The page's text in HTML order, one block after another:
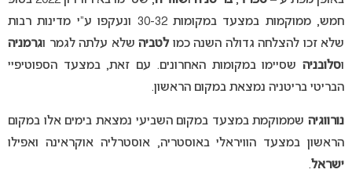
חמש, ממוקמות במצעד במקומות 30-32 ונעקפו ע”י מדינות רבות
שלא זכו להצלחה גדולה השנה כמולטביה שלא עלתה לגמר וגרמניה
וסלובניה שסיימו במקומות האחרונים. עם זאת, במצעד הספוטיפיי
הבריטי בריטניה נמצאת במקום הראשון.
נורווגיה שממוקמת במצעד במקום השביעי נמצאת בימים אלו במקום
הראשון במצעד הוויראלי באוסטריה, אוסטרליה אוקראינה ואפילו
ישראל.